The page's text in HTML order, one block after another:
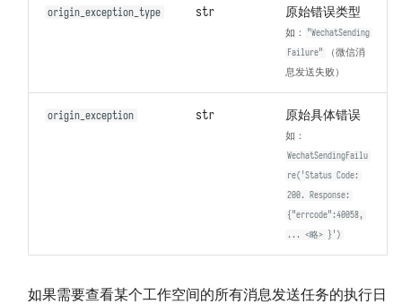
origin_exception_type str 原始错误类型
如：
"WechatSending
Failure"
（微信消
息发送失败）
origin_exception str 原始具体错误
如：
WechatSendingFailu
re('Status Code:
200. Response:
{"errcode":40058,
... <略> }')
如果需要查看某个工作空间的所有消息发送任务的执行日